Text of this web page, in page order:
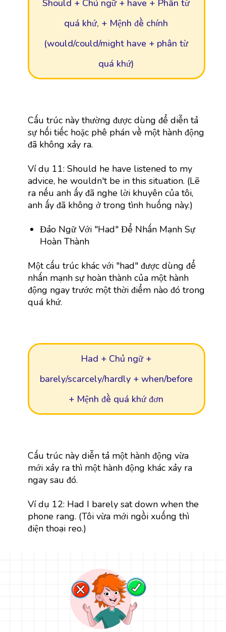
Should + Chủ ngữ + have + Phân từ
quá khứ, + Mệnh đề chính
(would/could/might have + phân từ
quá khứ)
Cấu trúc này thường được dùng để diễn tả
sự hối tiếc hoặc phê phán về một hành động
đã không xảy ra.
Ví dụ 11: Should he have listened to my
advice, he wouldn't be in this situation. (Lẽ
ra nếu anh ấy đã nghe lời khuyên của tôi,
anh ấy đã không ở trong tình huống này.)
Đảo Ngữ Với "Had" Để Nhấn Mạnh Sự
Hoàn Thành
Một cấu trúc khác với "had" được dùng để
nhấn mạnh sự hoàn thành của một hành
động ngay trước một thời điểm nào đó trong
quá khứ.
Had + Chủ ngữ +
barely/scarcely/hardly + when/before
+ Mệnh đề quá khứ đơn
Cấu trúc này diễn tả một hành động vừa
mới xảy ra thì một hành động khác xảy ra
ngay sau đó.
Ví dụ 12: Had I barely sat down when the
phone rang. (Tôi vừa mới ngồi xuống thì
điện thoại reo.)